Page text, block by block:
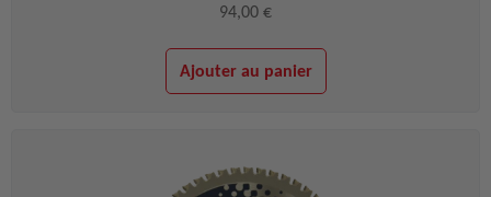
94,00 €
Ajouter au panier